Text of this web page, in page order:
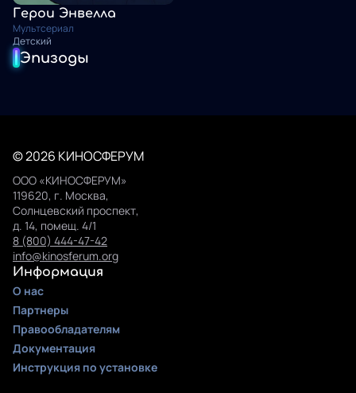
Герои Энвелла
Мультсериал
Детский
Эпизоды
© 2026 КИНОСФЕРУМ
ООО «КИНОСФЕРУМ»
119620, г. Москва,
Солнцевский проспект,
д. 14, помещ. 4/1
8 (800) 444-47-42
info@kinosferum.org
Информация
О нас
Партнеры
Правообладателям
Документация
Инструкция по установке